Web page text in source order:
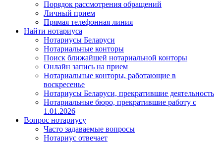
Порядок рассмотрения обращений
Личный прием
Прямая телефонная линия
Найти нотариуса
Нотариусы Беларуси
Нотариальные конторы
Поиск ближайшей нотариальной конторы
Онлайн запись на прием
Нотариальные конторы, работающие в
воскресенье
Нотариусы Беларуси, прекратившие деятельность
Нотариальные бюро, прекратившие работу с
1.01.2026
Вопрос нотариусу
Часто задаваемые вопросы
Нотариус отвечает